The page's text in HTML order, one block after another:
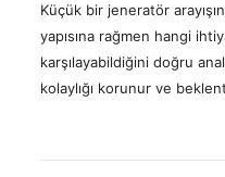
Küçük bir jeneratör
yapısına rağmen hangi
karşılayabildiğini doğru
kolaylığı korunur ve